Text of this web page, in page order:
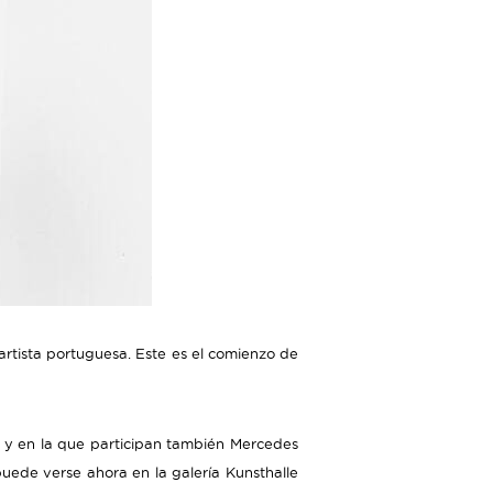
portuguesa. Este es el comienzo de
en la que participan también Mercedes
verse ahora en la galería Kunsthalle